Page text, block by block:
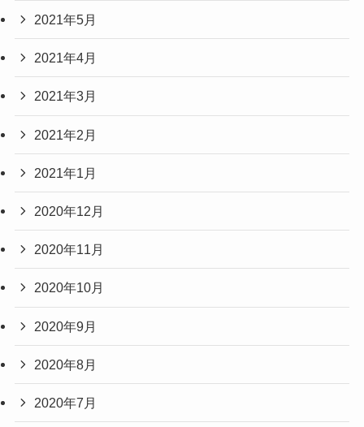
2021年5月
2021年4月
2021年3月
2021年2月
2021年1月
2020年12月
2020年11月
2020年10月
2020年9月
2020年8月
2020年7月